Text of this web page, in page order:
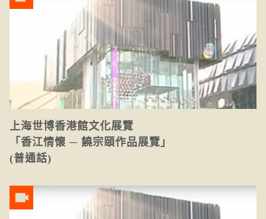
上海世博香港館文化展覽
「香江情懷 ─ 饒宗頤作品展覽」
(普通話)